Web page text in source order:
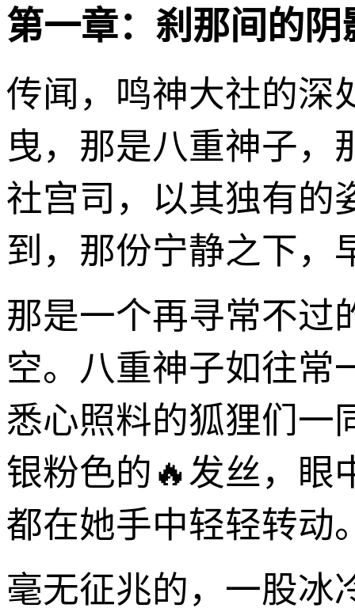
第一章：刹那间的
传闻，鸣神大社的深
曳，那是八重神子，
社宫司，以其独有的
到，那份宁静之下，
那是一个再寻常不过
空。八重神子如往常
悉心照料的狐狸们一
银粉色的🔥发丝，眼
都在她手中轻轻转动
毫无征兆的，一股冰